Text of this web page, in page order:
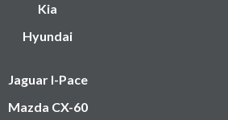
Kia
Hyundai
Jaguar I-Pace
Mazda CX-60